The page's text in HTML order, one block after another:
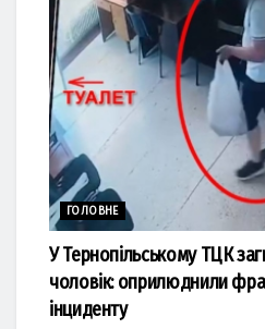
ГОЛОВНЕ
У Тернопільському ТЦК
чоловік: оприлюднили
інциденту